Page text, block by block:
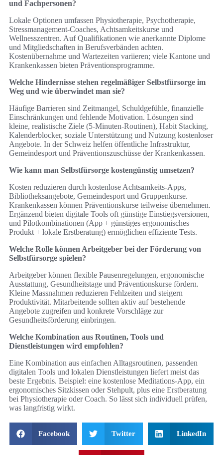
und Fachpersonen?
Lokale Optionen umfassen Physiotherapie, Psychotherapie,
Stressmanagement-Coaches, Achtsamkeitskurse und
Wellnesszentren. Auf Qualifikationen wie anerkannte Diplome
und Mitgliedschaften in Berufsverbänden achten.
Kostenübernahme und Wartezeiten variieren; viele Kantone und
Krankenkassen bieten Präventionsprogramme.
Welche Hindernisse stehen regelmäßiger Selbstfürsorge im
Weg und wie überwindet man sie?
Häufige Barrieren sind Zeitmangel, Schuldgefühle, finanzielle
Einschränkungen und fehlende Motivation. Lösungen sind
kleine, realistische Ziele (5‑Minuten-Routinen), Habit Stacking,
Kalenderblocker, soziale Unterstützung und Nutzung kostenloser
Angebote. In der Schweiz helfen öffentliche Infrastruktur,
Gemeindesport und Präventionszuschüsse der Krankenkassen.
Wie kann man Selbstfürsorge kostengünstig umsetzen?
Kosten reduzieren durch kostenlose Achtsamkeits-Apps,
Bibliotheksangebote, Gemeindesport und Gruppenkurse.
Krankenkassen können Präventionskurse teilweise übernehmen.
Ergänzend bieten digitale Tools oft günstige Einstiegsversionen,
und Pilotkombinationen (App + günstiges ergonomisches
Produkt + lokale Erstberatung) ermöglichen effiziente Tests.
Welche Rolle können Arbeitgeber bei der Förderung von
Selbstfürsorge spielen?
Arbeitgeber können flexible Pausenregelungen, ergonomische
Ausstattung, Gesundheitstage und Präventionskurse fördern.
Kleine Massnahmen reduzieren Fehlzeiten und steigern
Produktivität. Mitarbeitende sollten aktiv auf bestehende
Angebote zugreifen und konkrete Vorschläge zur
Gesundheitsförderung einbringen.
Welche Kombination aus Routinen, Tools und
Dienstleistungen wird empfohlen?
Eine Kombination aus einfachen Alltagsroutinen, passenden
digitalen Tools und lokalen Dienstleistungen liefert meist das
beste Ergebnis. Beispiel: eine kostenlose Meditations-App, ein
ergonomisches Sitzkissen oder Stehpult, plus eine Erstberatung
bei Physiotherapie oder Coach. So lässt sich individuell prüfen,
was langfristig wirkt.
Facebook Twitter LinkedIn